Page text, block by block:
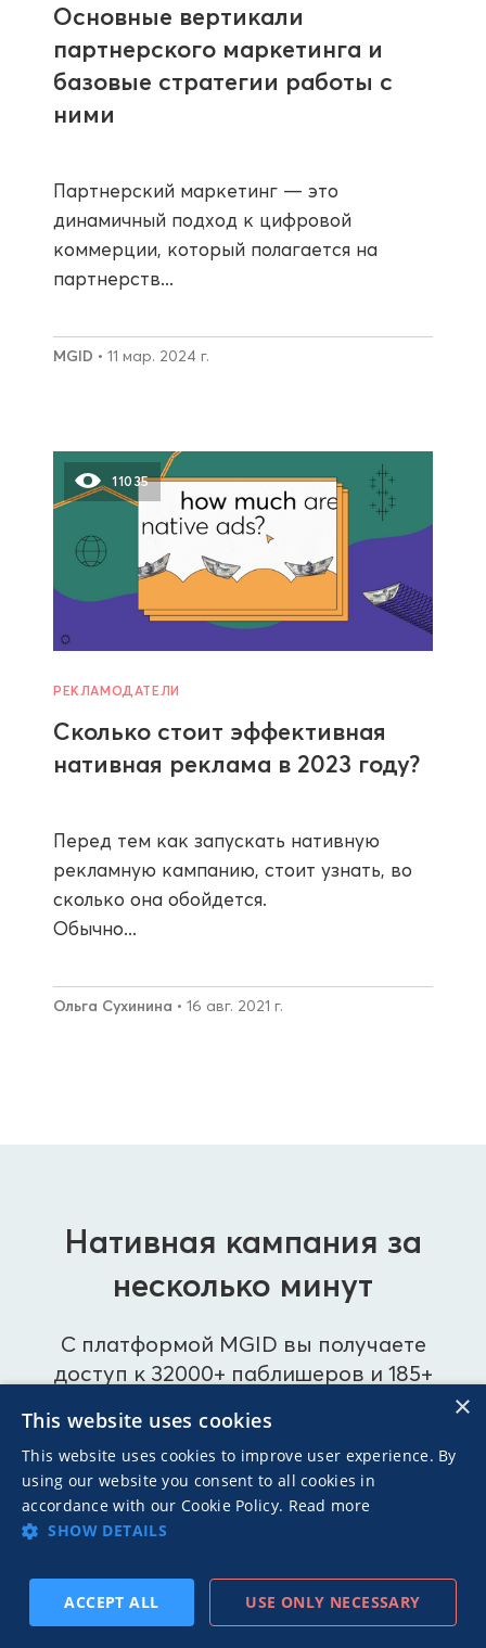
Основные вертикали
партнерского маркетинга и
базовые стратегии работы с
ними
Партнерский маркетинг — это
динамичный подход к цифровой
коммерции, который полагается на
партнерств...
MGID • 11 мар. 2024 г.
11035
РЕКЛАМОДАТЕЛИ
Сколько стоит эффективная
нативная реклама в 2023 году?
Перед тем как запускать нативную
рекламную кампанию, стоит узнать, во
сколько она обойдется.
Обычно...
Ольга Сухинина • 16 авг. 2021 г.
Нативная кампания за
несколько минут
С платформой MGID вы получаете
доступ к 32000+ паблишеров и 185+
СТАТЬ РЕКЛАМОДАТЕЛЕМ
СТАТЬ ПАБЛИШЕРОМ
×
This website uses cookies
This website uses cookies to improve user experience. By
using our website you consent to all cookies in
accordance with our Cookie Policy. Read more
SHOW DETAILS
ACCEPT ALL USE ONLY NECESSARY